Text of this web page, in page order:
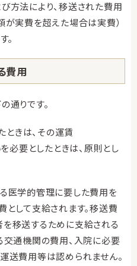
方法により、移送された費用
が実費を超えた場合は実費）
。
費用
通りです。
ときは、その運賃
必要としたときは、原則とし
医学的管理に要した費用を
して支給されます。移送費
移送するために支給される
交通機関の費用、入院に必要
送費用等は認められません。